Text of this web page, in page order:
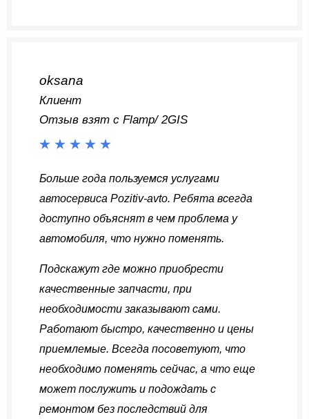
oksana
Клиент
Отзыв взят с Flamp/ 2GIS
Больше года пользуемся услугами
автосервиса Pozitiv-avto. Ребята всегда
доступно объяснят в чем проблема у
автомобиля, что нужно поменять.
Подскажут где можно приобрести
качественные запчасти, при
необходимости заказывают сами.
Работают быстро, качественно и цены
приемлемые. Всегда посоветуют, что
необходимо поменять сейчас, а что еще
может послужить и подождать с
ремонтом без последствий для